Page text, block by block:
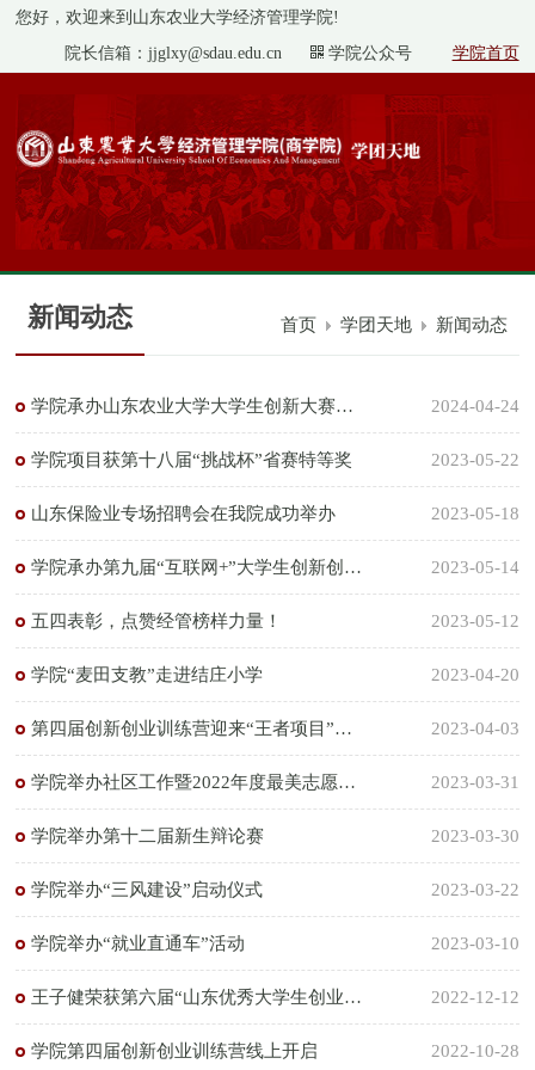
您好，欢迎来到山东农业大学经济管理学院!
院长信箱：jjglxy@sdau.edu.cn
学院公众号 学院首页
新闻动态 首页 学团天地 新闻动态
学院承办山东农业大学大学生创新大赛（2024）暨“青年红色筑梦之... 2024-04-24
学院项目获第十八届“挑战杯”省赛特等奖 2023-05-22
山东保险业专场招聘会在我院成功举办 2023-05-18
学院承办第九届“互联网+”大学生创新创业大赛校赛 2023-05-14
五四表彰，点赞经管榜样力量！ 2023-05-12
学院“麦田支教”走进结庄小学 2023-04-20
第四届创新创业训练营迎来“王者项目”终极比拼 2023-04-03
学院举办社区工作暨2022年度最美志愿者表彰大会 2023-03-31
学院举办第十二届新生辩论赛 2023-03-30
学院举办“三风建设”启动仪式 2023-03-22
学院举办“就业直通车”活动 2023-03-10
王子健荣获第六届“山东优秀大学生创业者” 2022-12-12
学院第四届创新创业训练营线上开启 2022-10-28